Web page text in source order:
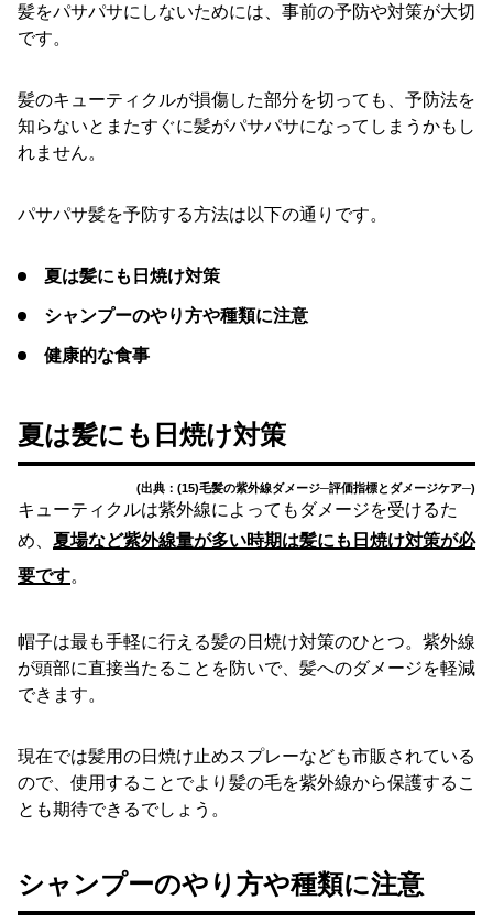
髪をパサパサにしないためには、事前の予防や対策が大切
です。
髪のキューティクルが損傷した部分を切っても、予防法を
知らないとまたすぐに髪がパサパサになってしまうかもし
れません。
パサパサ髪を予防する方法は以下の通りです。
夏は髪にも日焼け対策
シャンプーのやり方や種類に注意
健康的な食事
夏は髪にも日焼け対策
(出典：(15)毛髪の紫外線ダメージ─評価指標とダメージケア─)
キューティクルは紫外線によってもダメージを受けるた
め、 夏場など紫外線量が多い時期は髪にも日焼け対策が必
要です。
帽子は最も手軽に行える髪の日焼け対策のひとつ。紫外線
が頭部に直接当たることを防いで、髪へのダメージを軽減
できます。
現在では髪用の日焼け止めスプレーなども市販されている
ので、使用することでより髪の毛を紫外線から保護するこ
とも期待できるでしょう。
シャンプーのやり方や種類に注意